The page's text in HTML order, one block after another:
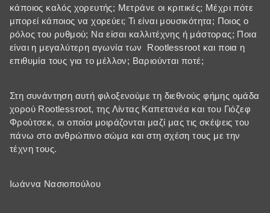
κάποιος καλός χορευτής; Μετράνε οι κριτικές; Μέχρι πότε
μπορεί κάποιος να χορεύει; Τι είναι μουσικότητα; Ποιος ο
ρόλος του ρυθμού; Nα είσαι καλλιτέχνης ή μάστορας; Ποια
είναι η μεγαλύτερη αγωνία των Rootlessroot και ποια η
επιθυμία τους για το μέλλον; Bαριούνται ποτέ;
Στη συνάντηση αυτή φιλοξενούμε τη διεθνούς φήμης ομάδα
χορού Rootlessroot, της Λίντας Καπετανέα και του Γιόζεφ
Φρούτσεκ, οι οποίοι μοιράζονται μαζί μας τις σκέψεις του
πάνω στο ανθρώπινο σώμα και στη σχέση τους με την
τέχνη τους.
Ιωάννα Νασιοπούλου